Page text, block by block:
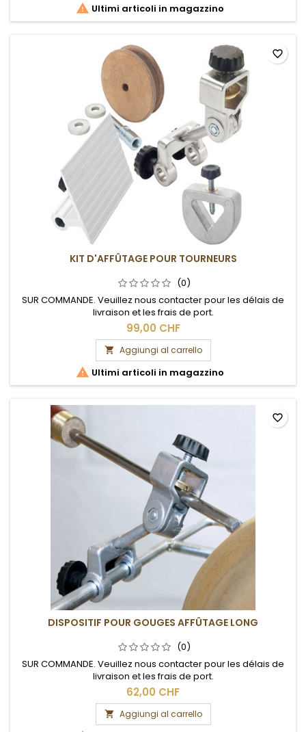
 Ultimi articoli in magazzino
KIT D'AFFÛTAGE POUR TOURNEURS
(0)
SUR COMMANDE. Veuillez nous contacter pour les délais de
livraison et les frais de port.
99,00 CHF
 Aggiungi al carrello
 Ultimi articoli in magazzino
favorite_border
DISPOSITIF POUR GOUGES AFFÛTAGE LONG
(0)
SUR COMMANDE. Veuillez nous contacter pour les délais de
livraison et les frais de port.
62,00 CHF
 Aggiungi al carrello
favorite_border